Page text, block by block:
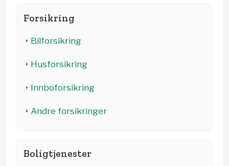
Forsikring
Bilforsikring
Husforsikring
Innboforsikring
Andre forsikringer
Boligtjenester